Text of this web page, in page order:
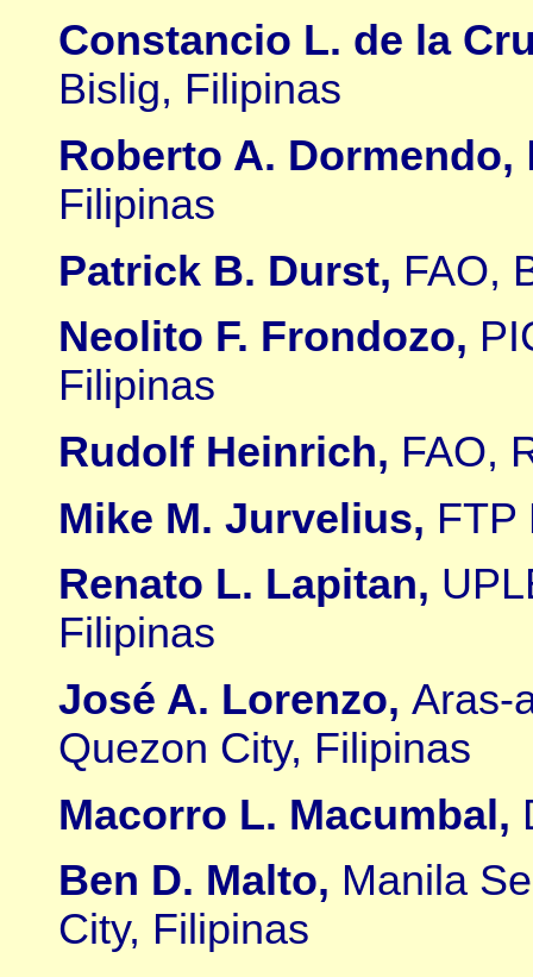
Constancio L. de la
Bislig, Filipinas
Roberto A. Dormendo,
Filipinas
Patrick B. Durst, FAO,
Neolito F. Frondozo,
Filipinas
Rudolf Heinrich, FAO,
Mike M. Jurvelius, FTP
Renato L. Lapitan,
Filipinas
José A. Lorenzo, Aras-
Quezon City, Filipinas
Macorro L. Macumbal,
Ben D. Malto, Manila
City, Filipinas